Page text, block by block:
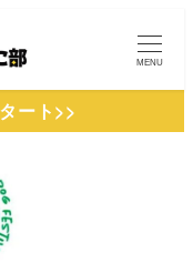
MENU
ート>>